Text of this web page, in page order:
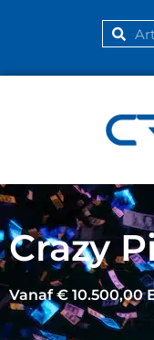
Crazy
Vanaf € 10.500,00